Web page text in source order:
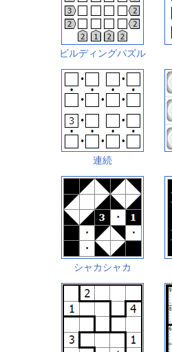
ビルディングパズル
連続
シャカシャカ